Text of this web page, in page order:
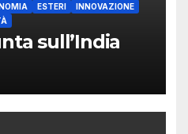
ESTERI
INNOVAZIONE
sull’India